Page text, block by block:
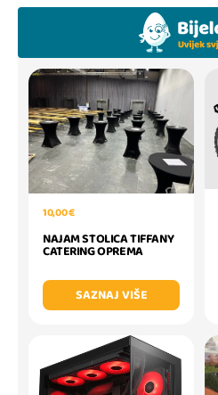
10,00 €
NAJAM STOLICA TIFFANY
CATERING OPREMA
SAZNAJ VIŠE